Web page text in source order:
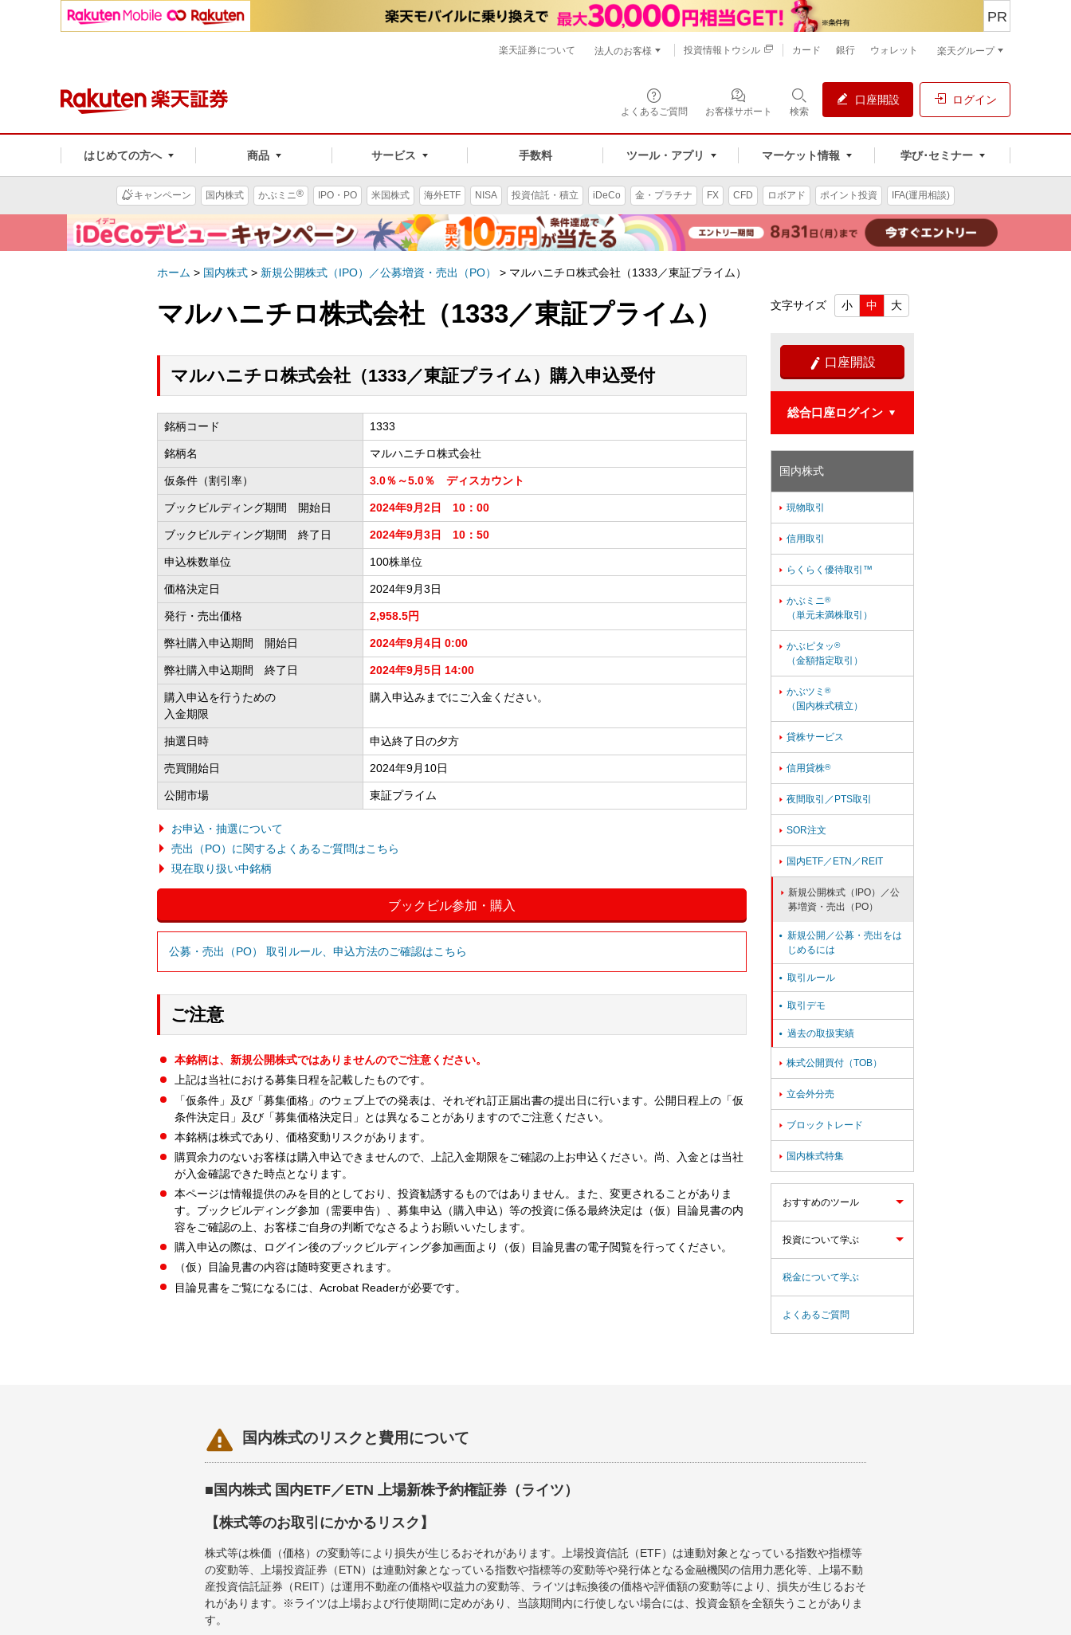
よくあるご質問 お客様サポート 検索
口座開設 ログイン
はじめての方へ 商品 サービス 手数料 ツール・アプリ マーケット情報 学び･セミナー
PR
楽天証券について 法人のお客様 投資情報トウシル カード 銀行 ウォレット 楽天グループ
キャンペーン 国内株式 かぶミニ® IPO・PO 米国株式 海外ETF NISA 投資信託・積立 iDeCo 金・プラチナ FX CFD ロボアド ポイント投資 IFA(運用相談)
ホーム > 国内株式 > 新規公開株式（IPO）／公募増資・売出（PO） > マルハニチロ株式会社（1333／東証プライム）
マルハニチロ株式会社（1333／東証プライム）
マルハニチロ株式会社（1333／東証プライム）購入申込受付
銘柄コード 1333
銘柄名 マルハニチロ株式会社
仮条件（割引率） 3.0％～5.0％ ディスカウント
ブックビルディング期間 開始日 2024年9月2日 10：00
ブックビルディング期間 終了日 2024年9月3日 10：50
申込株数単位 100株単位
価格決定日 2024年9月3日
発行・売出価格 2,958.5円
弊社購入申込期間 開始日 2024年9月4日 0:00
弊社購入申込期間 終了日 2024年9月5日 14:00
購入申込を行うための
入金期限
購入申込みまでにご入金ください。
抽選日時 申込終了日の夕方
売買開始日 2024年9月10日
公開市場 東証プライム
お申込・抽選について
売出（PO）に関するよくあるご質問はこちら
現在取り扱い中銘柄
ブックビル参加・購入
公募・売出（PO） 取引ルール、申込方法のご確認はこちら
ご注意
本銘柄は、新規公開株式ではありませんのでご注意ください。
上記は当社における募集日程を記載したものです。
「仮条件」及び「募集価格」のウェブ上での発表は、それぞれ訂正届出書の提出日に行います。公開日程上の「仮
条件決定日」及び「募集価格決定日」とは異なることがありますのでご注意ください。
本銘柄は株式であり、価格変動リスクがあります。
購買余力のないお客様は購入申込できませんので、上記入金期限をご確認の上お申込ください。尚、入金とは当社
が入金確認できた時点となります。
本ページは情報提供のみを目的としており、投資勧誘するものではありません。また、変更されることがありま
す。ブックビルディング参加（需要申告）、募集申込（購入申込）等の投資に係る最終決定は（仮）目論見書の内
容をご確認の上、お客様ご自身の判断でなさるようお願いいたします。
購入申込の際は、ログイン後のブックビルディング参加画面より（仮）目論見書の電子閲覧を行ってください。
（仮）目論見書の内容は随時変更されます。
目論見書をご覧になるには、Acrobat Readerが必要です。
文字サイズ 小 中 大
 口座開設
総合口座ログイン
国内株式
 現物取引
 信用取引
 らくらく優待取引™
 かぶミニ®
（単元未満株取引）
 かぶピタッ®
（金額指定取引）
 かぶツミ®
（国内株式積立）
 貸株サービス
 信用貸株®
 夜間取引／PTS取引
 SOR注文
 国内ETF／ETN／REIT
 新規公開株式（IPO）／公
募増資・売出（PO）
 新規公開／公募・売出をは
じめるには
 取引ルール
 取引デモ
 過去の取扱実績
 株式公開買付（TOB）
 立会外分売
 ブロックトレード
 国内株式特集
おすすめのツール
投資について学ぶ
税金について学ぶ
よくあるご質問
 国内株式のリスクと費用について
■国内株式 国内ETF／ETN 上場新株予約権証券（ライツ）
【株式等のお取引にかかるリスク】
株式等は株価（価格）の変動等により損失が生じるおそれがあります。上場投資信託（ETF）は連動対象となっている指数や指標等
の変動等、上場投資証券（ETN）は連動対象となっている指数や指標等の変動等や発行体となる金融機関の信用力悪化等、上場不動
産投資信託証券（REIT）は運用不動産の価格や収益力の変動等、ライツは転換後の価格や評価額の変動等により、損失が生じるおそ
れがあります。※ライツは上場および行使期間に定めがあり、当該期間内に行使しない場合には、投資金額を全額失うことがありま
す。